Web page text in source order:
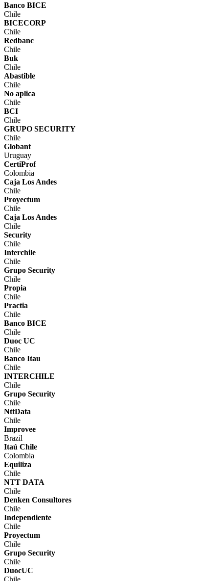
Banco BICE
Chile
BICECORP
Chile
Redbanc
Chile
Buk
Chile
Abastible
Chile
No aplica
Chile
BCI
Chile
GRUPO SECURITY
Chile
Globant
Uruguay
CertiProf
Colombia
Caja Los Andes
Chile
Proyectum
Chile
Caja Los Andes
Chile
Security
Chile
Interchile
Chile
Grupo Security
Chile
Propia
Chile
Practia
Chile
Banco BICE
Chile
Duoc UC
Chile
Banco Itau
Chile
INTERCHILE
Chile
Grupo Security
Chile
NttData
Chile
Improvee
Brazil
Itaú Chile
Colombia
Equiliza
Chile
NTT DATA
Chile
Denken Consultores
Chile
Independiente
Chile
Proyectum
Chile
Grupo Security
Chile
DuocUC
Chile